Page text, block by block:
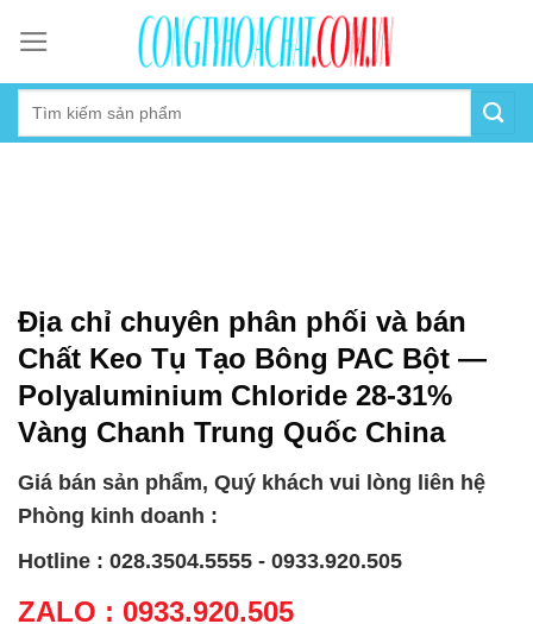
content
Địa chỉ chuyên phân phối và bán
Chất Keo Tụ Tạo Bông PAC Bột —
Polyaluminium Chloride 28-31%
Vàng Chanh Trung Quốc China
Giá bán sản phẩm, Quý khách vui lòng liên hệ
Phòng kinh doanh :
Hotline : 028.3504.5555 - 0933.920.505
ZALO : 0933.920.505